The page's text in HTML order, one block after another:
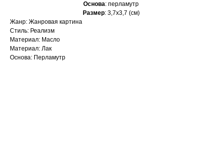
Основа: перламутр
Размер: 3,7х3,7 (см)
Жанр: Жанровая картина
Стиль: Реализм
Материал: Масло
Материал: Лак
Основа: Перламутр